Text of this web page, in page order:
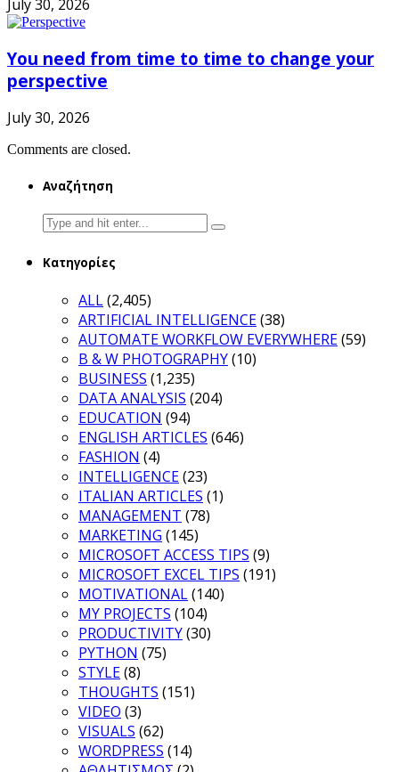
July 30, 2026
You need from time to time to change your
perspective
July 30, 2026
Comments are closed.
Αναζήτηση
Search
for:
Κατηγορίες
ALL(2,405)
ARTIFICIAL INTELLIGENCE(38)
AUTOMATE WORKFLOW EVERYWHERE(59)
B & W PHOTOGRAPHY(10)
BUSINESS (1,235)
DATA ANALYSIS (204)
EDUCATION (94)
ENGLISH ARTICLES (646)
FASHION (4)
INTELLIGENCE(23)
ITALIAN ARTICLES (1)
MANAGEMENT (78)
MARKETING (145)
MICROSOFT ACCESS TIPS (9)
MICROSOFT EXCEL TIPS (191)
MOTIVATIONAL(140)
MY PROJECTS (104)
PRODUCTIVITY(30)
PYTHON (75)
STYLE(8)
THOUGHTS (151)
VIDEO (3)
VISUALS (62)
WORDPRESS (14)